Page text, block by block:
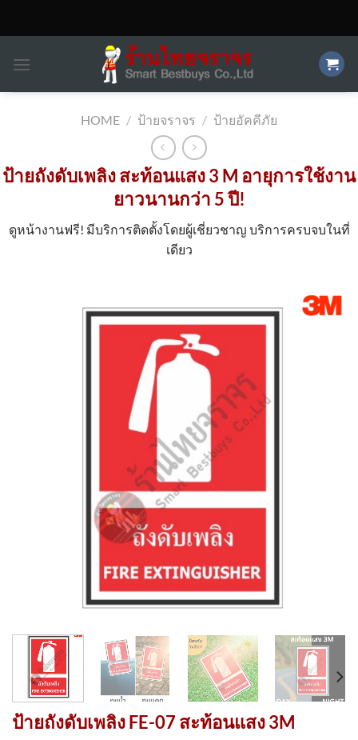
HOME / ป้ายจราจร / ป้ายอัคคีภัย
ป้ายถังดับเพลิง สะท้อนแสง 3 M อายุการใช้งาน
ยาวนานกว่า 5 ปี!
ดูหน้างานฟรี! มีบริการติดตั้งโดยผู้เชี่ยวชาญ บริการครบจบในที่
เดียว
ป้ายถังดับเพลิง FE-07 สะท้อนแสง 3M